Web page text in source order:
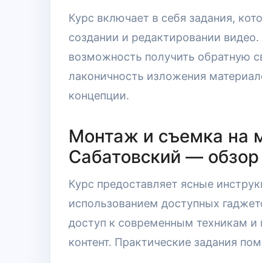
Курс включает в себя задания,
создании и редактировании
возможность получить обратную
лаконичность изложения
концепции.
Монтаж и съемка на
Сабатовский — обзор
Курс предоставляет ясные
использованием доступных
доступ к современным техникам
контент. Практические задания